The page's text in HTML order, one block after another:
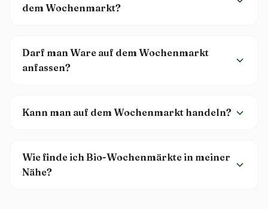
dem Wochenmarkt?
Darf man Ware auf dem Wochenmarkt
anfassen?
Kann man auf dem Wochenmarkt handeln?
Wie finde ich Bio-Wochenmärkte in meiner
Nähe?